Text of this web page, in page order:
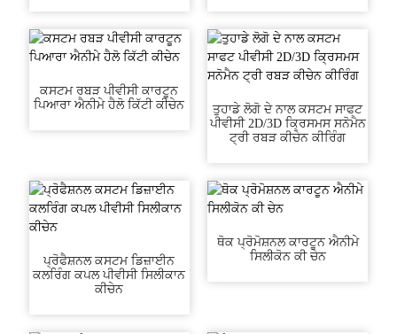
ਕਸਟਮ ਰਬੜ ਪੀਵੀਸੀ ਕਾਰਟੂਨ
ਪਿਆਰਾ ਐਨੀਮੇ ਹੈਲੋ ਕਿੱਟੀ ਕੀਚੇਨ
ਤੁਹਾਡੇ ਲੋਗੋ ਦੇ ਨਾਲ ਕਸਟਮ ਸਾਫਟ
ਪੀਵੀਸੀ 2D/3D ਕ੍ਰਿਸਮਸ ਸਨੋਮੈਨ
ਟ੍ਰੀ ਰਬੜ ਕੀਚੇਨ ਕੀਰਿੰਗ
ਪ੍ਰੋਫੈਸ਼ਨਲ ਕਸਟਮ ਡਿਜ਼ਾਈਨ
ਕਲਰਿੰਗ ਕਪਲ ਪੀਵੀਸੀ ਸਿਲੀਕਾਨ
ਕੀਚੇਨ
ਥੋਕ ਪ੍ਰੋਮੋਸ਼ਨਲ ਕਾਰਟੂਨ ਐਨੀਮੇ
ਸਿਲੀਕੋਨ ਕੀ ਚੇਨ